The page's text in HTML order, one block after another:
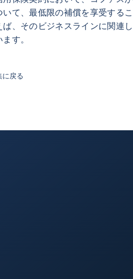
いて、最低限の補償を享受する
ば、そのビジネスラインに関連
す。
に戻る